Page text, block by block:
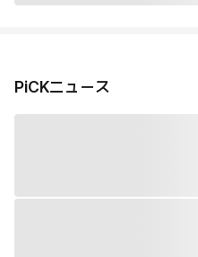
PiCKニュース